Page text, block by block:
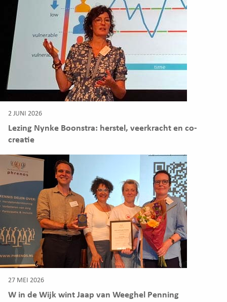
2 JUNI 2026
Lezing Nynke Boonstra: herstel, veerkracht en co-
creatie
27 MEI 2026
W in de Wijk wint Jaap van Weeghel Penning